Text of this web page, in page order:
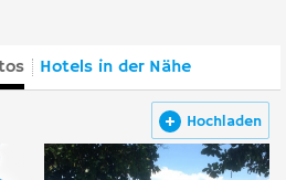
Hotels in der Nähe
Hochladen